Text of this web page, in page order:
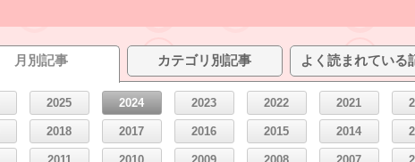
月別記事 カテゴリ別記事 よく読まれている
2025 2024 2023 2022 2021
2018 2017 2016 2015 2014